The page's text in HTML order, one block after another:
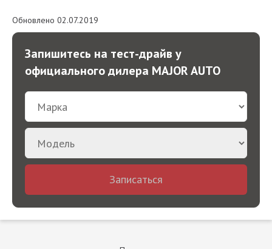
Обновлено 02.07.2019
Запишитесь на тест-драйв у
официального дилера MAJOR AUTO
Записаться